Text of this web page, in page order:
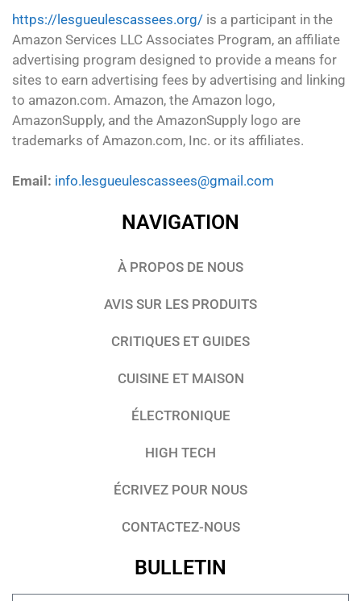
https://lesgueulescassees.org/ is a participant in the
Amazon Services LLC Associates Program, an affiliate
advertising program designed to provide a means for
sites to earn advertising fees by advertising and linking
to amazon.com. Amazon, the Amazon logo,
AmazonSupply, and the AmazonSupply logo are
trademarks of Amazon.com, Inc. or its affiliates.
Email: info.lesgueulescassees@gmail.com
NAVIGATION
À PROPOS DE NOUS
AVIS SUR LES PRODUITS
CRITIQUES ET GUIDES
CUISINE ET MAISON
ÉLECTRONIQUE
HIGH TECH
ÉCRIVEZ POUR NOUS
CONTACTEZ-NOUS
BULLETIN